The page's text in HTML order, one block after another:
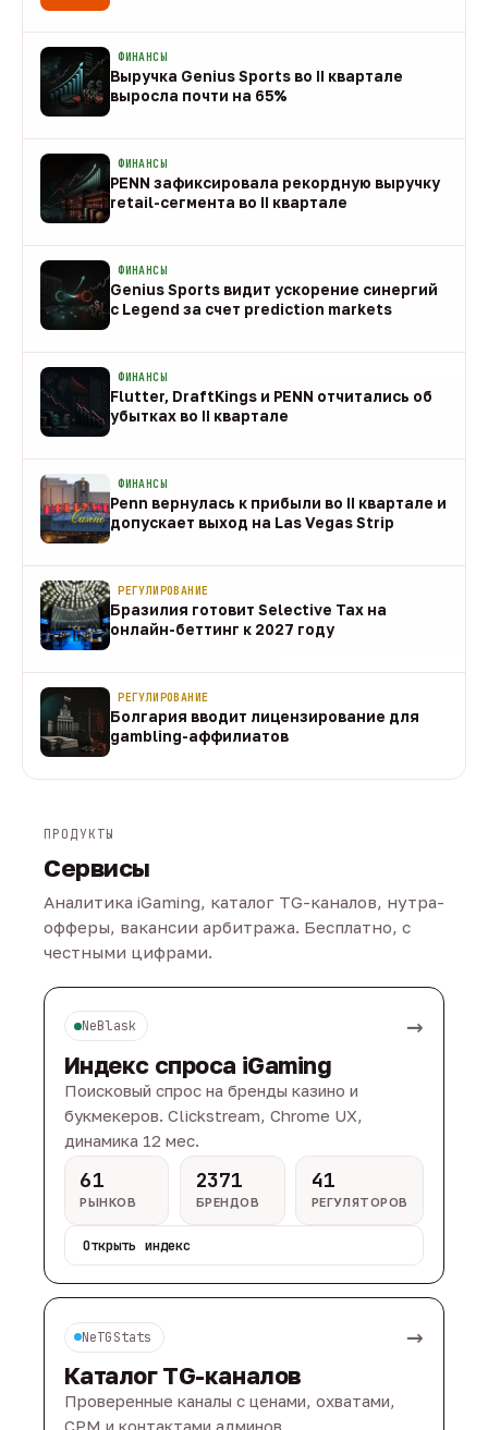
ФИНАНСЫ
Выручка Genius Sports во II квартале
выросла почти на 65%
ФИНАНСЫ
PENN зафиксировала рекордную выручку
retail-сегмента во II квартале
ФИНАНСЫ
Genius Sports видит ускорение синергий
с Legend за счет prediction markets
ФИНАНСЫ
Flutter, DraftKings и PENN отчитались об
убытках во II квартале
ФИНАНСЫ
Penn вернулась к прибыли во II квартале и
допускает выход на Las Vegas Strip
РЕГУЛИРОВАНИЕ
Бразилия готовит Selective Tax на
онлайн-беттинг к 2027 году
РЕГУЛИРОВАНИЕ
Болгария вводит лицензирование для
gambling-аффилиатов
ПРОДУКТЫ
Сервисы
Аналитика iGaming, каталог TG-каналов, нутра-
офферы, вакансии арбитража. Бесплатно, с
честными цифрами.
NeBlask →
Индекс спроса iGaming
Поисковый спрос на бренды казино и
букмекеров. Clickstream, Chrome UX,
динамика 12 мес.
61
РЫНКОВ
2371
БРЕНДОВ
41
РЕГУЛЯТОРОВ
Открыть индекс
NeTGStats →
Каталог TG-каналов
Проверенные каналы с ценами, охватами,
CPM и контактами админов.